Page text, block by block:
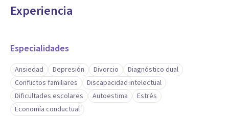
Experiencia
Especialidades
Ansiedad Depresión Divorcio
Diagnóstico dual
Conflictos familiares
Discapacidad intelectual
Dificultades escolares
Autoestima
Estrés
Economía conductual